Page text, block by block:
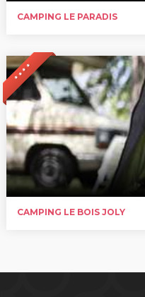
CAMPING LE PARADIS
* * * *
CAMPING LE BOIS JOLY